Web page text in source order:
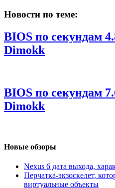
Новости по теме:
BIOS по секундам
Dimokk
BIOS по секундам
Dimokk
Новые обзоры
Nexus 6 дата выхода,
Перчатка-экзоскелет,
виртуальные объекты